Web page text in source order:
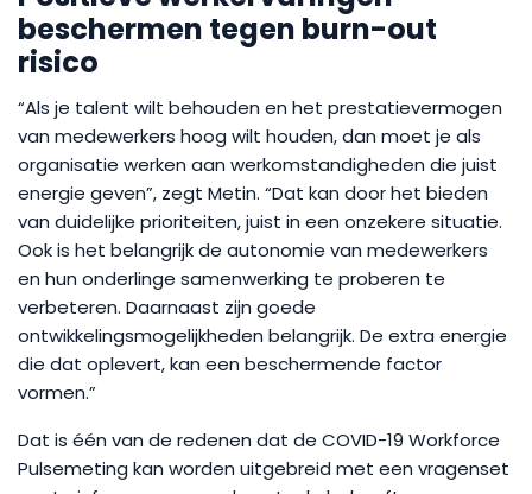
beschermen tegen burn-out
risico
“Als je talent wilt behouden en het prestatievermogen
van medewerkers hoog wilt houden, dan moet je als
organisatie werken aan werkomstandigheden die juist
energie geven”, zegt Metin. “Dat kan door het bieden
van duidelijke prioriteiten, juist in een onzekere situatie.
Ook is het belangrijk de autonomie van medewerkers
en hun onderlinge samenwerking te proberen te
verbeteren. Daarnaast zijn goede
ontwikkelingsmogelijkheden belangrijk. De extra energie
die dat oplevert, kan een beschermende factor
vormen.”
Dat is één van de redenen dat de COVID-19 Workforce
Pulsemeting kan worden uitgebreid met een vragenset